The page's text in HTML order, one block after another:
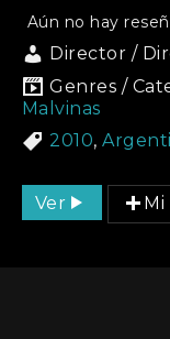
Aún no hay
Director /
Genres /
Malvinas
2010,
Ver Mi